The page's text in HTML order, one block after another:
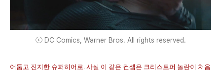
ⓒ DC Comics, Warner Bros. All rights reserved.
어둡고 진지한 슈퍼히어로. 사실 이 같은 컨셉은 크리스토퍼 놀란이 처음